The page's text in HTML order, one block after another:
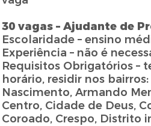
30 vagas – Ajudante de
Escolaridade – ensino
Experiência – não é
Requisitos Obrigatórios –
horário, residir nos
Nascimento, Armando
Centro, Cidade de Deus,
Coroado, Crespo, Distrito